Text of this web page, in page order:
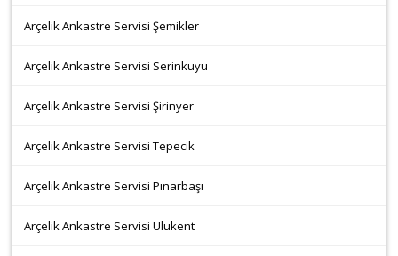
Arçelik Ankastre Servisi Şemikler
Arçelik Ankastre Servisi Serinkuyu
Arçelik Ankastre Servisi Şirinyer
Arçelik Ankastre Servisi Tepecik
Arçelik Ankastre Servisi Pınarbaşı
Arçelik Ankastre Servisi Ulukent